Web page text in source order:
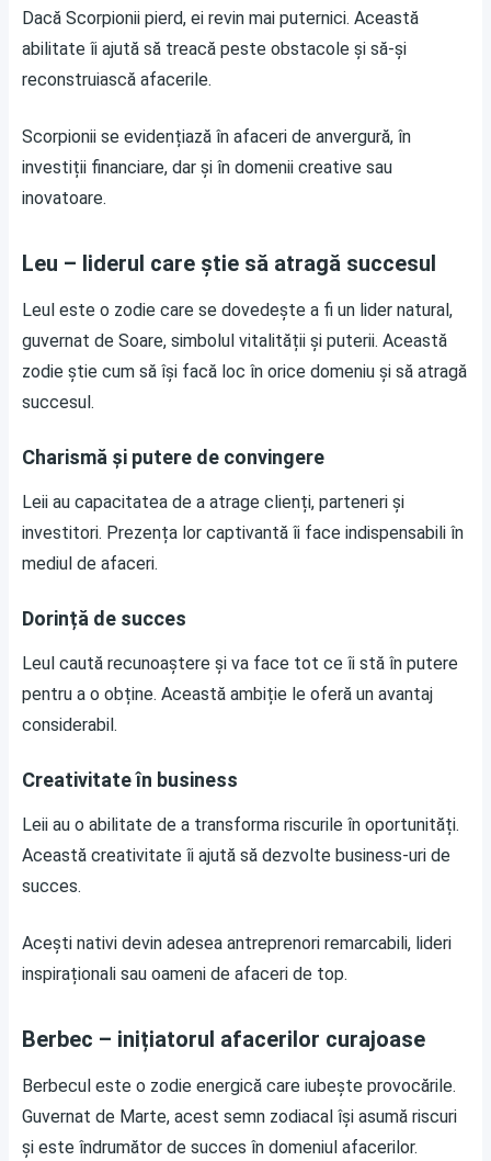
Dacă Scorpionii pierd, ei revin mai puternici. Această
abilitate îi ajută să treacă peste obstacole și să-și
reconstruiască afacerile.
Scorpionii se evidențiază în afaceri de anvergură, în
investiții financiare, dar și în domenii creative sau
inovatoare.
Leu – liderul care știe să atragă succesul
Leul este o zodie care se dovedește a fi un lider natural,
guvernat de Soare, simbolul vitalității și puterii. Această
zodie știe cum să își facă loc în orice domeniu și să atragă
succesul.
Charismă și putere de convingere
Leii au capacitatea de a atrage clienți, parteneri și
investitori. Prezența lor captivantă îi face indispensabili în
mediul de afaceri.
Dorință de succes
Leul caută recunoaștere și va face tot ce îi stă în putere
pentru a o obține. Această ambiție le oferă un avantaj
considerabil.
Creativitate în business
Leii au o abilitate de a transforma riscurile în oportunități.
Această creativitate îi ajută să dezvolte business-uri de
succes.
Acești nativi devin adesea antreprenori remarcabili, lideri
inspiraționali sau oameni de afaceri de top.
Berbec – inițiatorul afacerilor curajoase
Berbecul este o zodie energică care iubește provocările.
Guvernat de Marte, acest semn zodiacal își asumă riscuri
și este îndrumător de succes în domeniul afacerilor.